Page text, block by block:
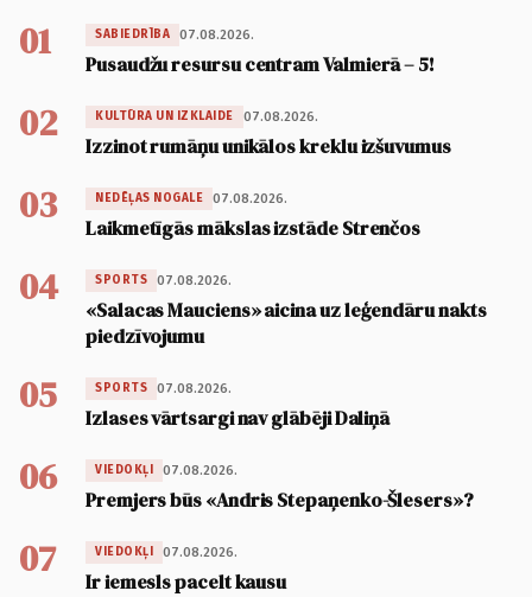
01 SABIEDRĪBA 07.08.2026.
Pusaudžu resursu centram Valmierā – 5!
02 KULTŪRA UN IZKLAIDE 07.08.2026.
Izzinot rumāņu unikālos kreklu izšuvumus
03 NEDĒĻAS NOGALE 07.08.2026.
Laikmetīgās mākslas izstāde Strenčos
04 SPORTS 07.08.2026.
«Salacas Mauciens» aicina uz leģendāru nakts
piedzīvojumu
05 SPORTS 07.08.2026.
Izlases vārtsargi nav glābēji Daliņā
06 VIEDOKĻI 07.08.2026.
Premjers būs «Andris Stepaņenko-Šlesers»?
07 VIEDOKĻI 07.08.2026.
Ir iemesls pacelt kausu